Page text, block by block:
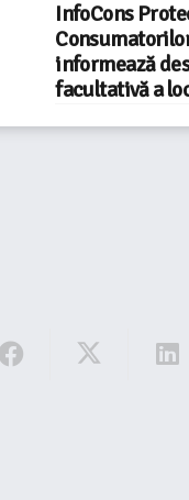
InfoCons
informează
facultativă a